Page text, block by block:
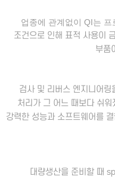
업종에 관계없이 QI는
조건으로 인해 표적 사용이
부품
검사 및 리버스 엔지니어
처리가 그 어느 때보다 쉬
강력한 성능과 소프트웨어를
대량생산을 준비할 때